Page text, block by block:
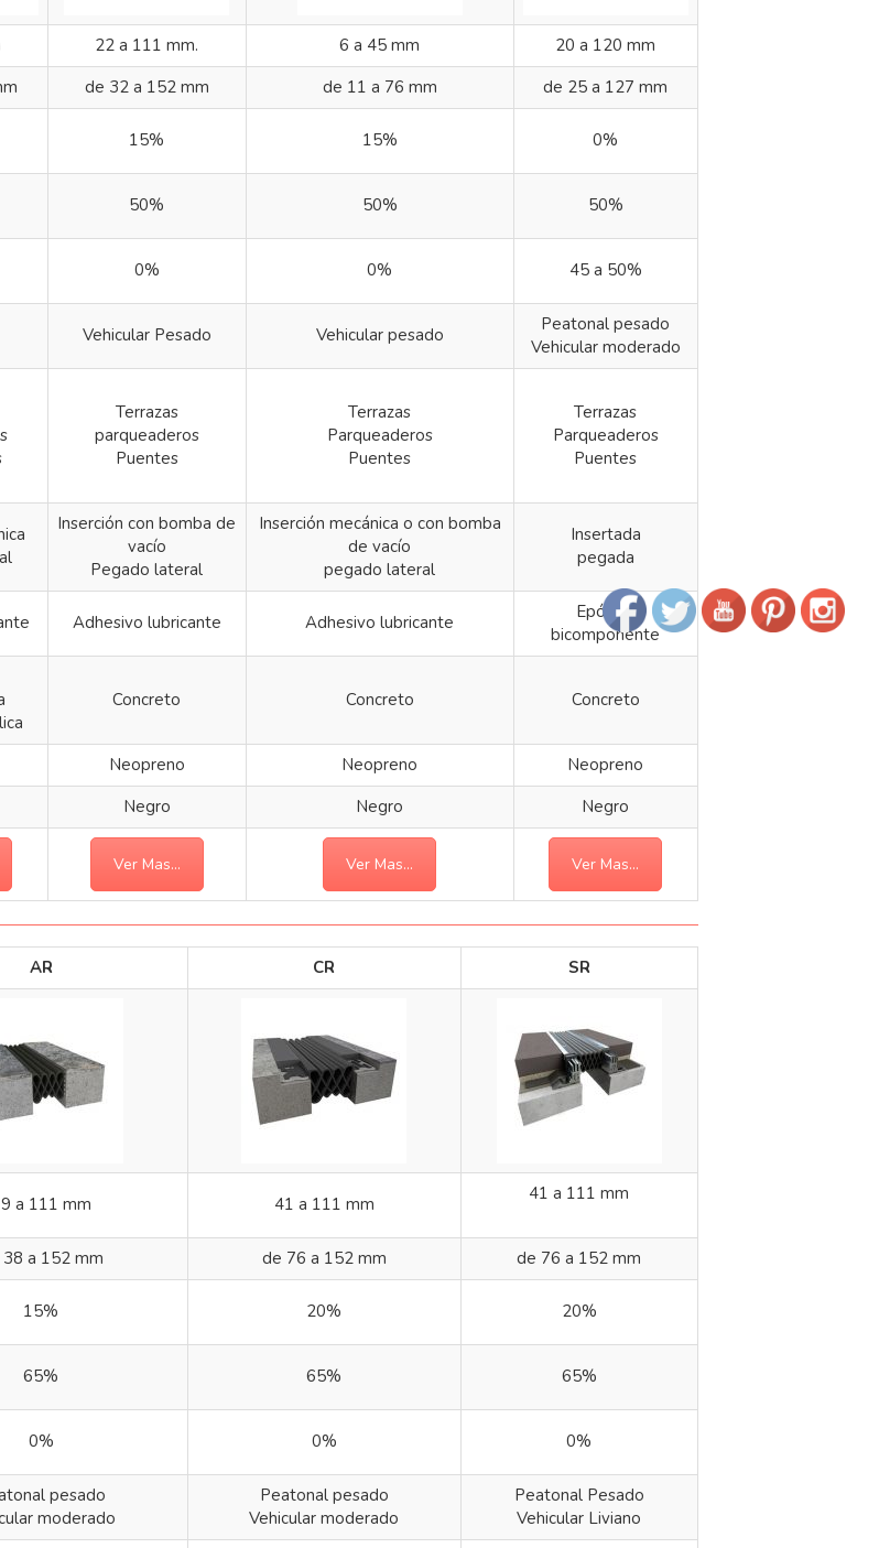
22 a 111 mm. 6 a 45 mm
20 a 120 mm
de 32 a 152 mm de 11 a 76 mm
de 25 a 127 mm
15% 15% 0%
50% 50% 50%
0% 0% 45 a 50%
Vehicular Pesado Vehicular pesado
Peatonal pesado
Vehicular moderado
Terrazas
parqueaderos
Puentes
Terrazas
Parqueaderos
Puentes
Terrazas
Parqueaderos
Puentes
Inserción con bomba de
vacío
Pegado lateral
Inserción mecánica o con bomba
de vacío
pegado lateral
Insertada
pegada
Adhesivo lubricante Adhesivo lubricante
Epóxico
bicomponente
Concreto Concreto Concreto
Neopreno Neopreno
Neopreno
Negro Negro Negro
Ver Mas... Ver Mas... Ver Mas...
AR CR SR
a 111 mm 41 a 111 mm 41 a 111 mm
a 152 mm de 76 a 152 mm
de 76 a 152 mm
15% 20% 20%
65% 65% 65%
0% 0% 0%
pesado
moderado
Peatonal pesado
Vehicular moderado
Peatonal Pesado
Vehicular Liviano